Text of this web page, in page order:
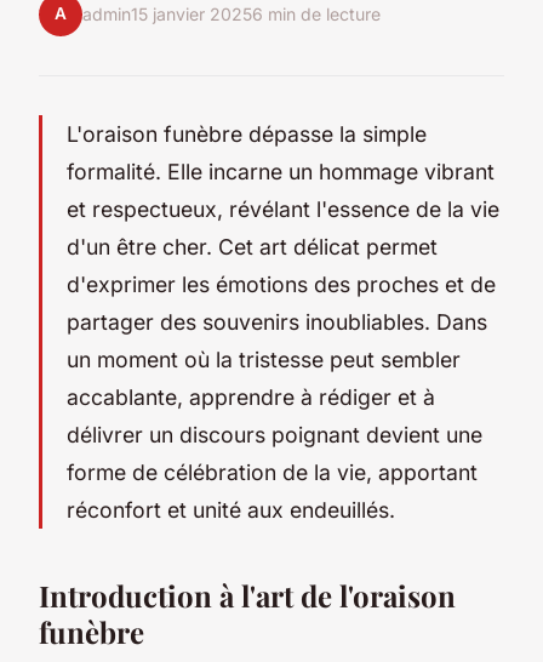
A admin15 janvier 20256 min de lecture
L'oraison funèbre dépasse la simple
formalité. Elle incarne un hommage vibrant
et respectueux, révélant l'essence de la vie
d'un être cher. Cet art délicat permet
d'exprimer les émotions des proches et de
partager des souvenirs inoubliables. Dans
un moment où la tristesse peut sembler
accablante, apprendre à rédiger et à
délivrer un discours poignant devient une
forme de célébration de la vie, apportant
réconfort et unité aux endeuillés.
Introduction à l'art de l'oraison
funèbre